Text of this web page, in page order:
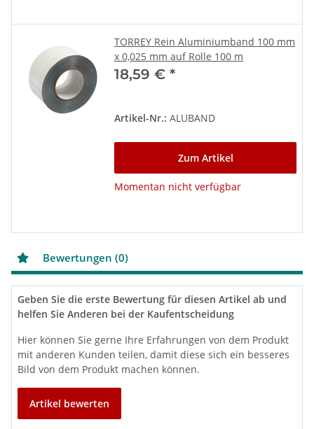
TORREY Rein Aluminiumband 100 mm
x 0,025 mm auf Rolle 100 m
18,59 € *
Artikel-Nr.: ALUBAND
Zum Artikel
Momentan nicht verfügbar
Bewertungen (0)
Geben Sie die erste Bewertung für diesen Artikel ab und
helfen Sie Anderen bei der Kaufentscheidung
Hier können Sie gerne Ihre Erfahrungen von dem Produkt
mit anderen Kunden teilen, damit diese sich ein besseres
Bild von dem Produkt machen können.
Artikel bewerten